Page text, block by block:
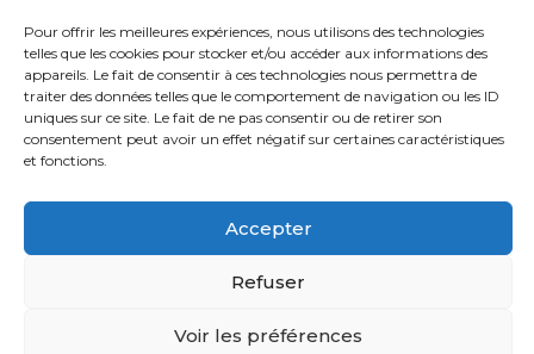
Pour offrir les meilleures expériences, nous utilisons des technologies
telles que les cookies pour stocker et/ou accéder aux informations des
appareils. Le fait de consentir à ces technologies nous permettra de
traiter des données telles que le comportement de navigation ou les ID
uniques sur ce site. Le fait de ne pas consentir ou de retirer son
consentement peut avoir un effet négatif sur certaines caractéristiques
et fonctions.
Accepter
Refuser
Voir les préférences
vers
la
tranquillité
d’esprit
défi
450 229-2992
50 rue morin,
Sainte-Adèle, Québec
J8B 2P7
Partager
Politique